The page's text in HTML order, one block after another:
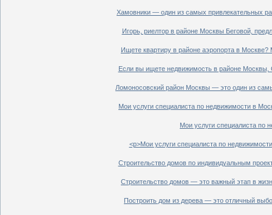
Хамовники — один из самых привлекательных
Игорь, риелтор в районе Москвы Беговой,
Ищете квартиру в районе аэропорта в
Если вы ищете недвижимость в районе Москвы,
Ломоносовский район Москвы — это один из
Мои услуги специалиста по недвижимости в
Мои услуги специалиста по
<p>Мои услуги специалиста по
Строительство домов по индивидуальным
Строительство домов — это важный этап в
Построить дом из дерева — это отличный